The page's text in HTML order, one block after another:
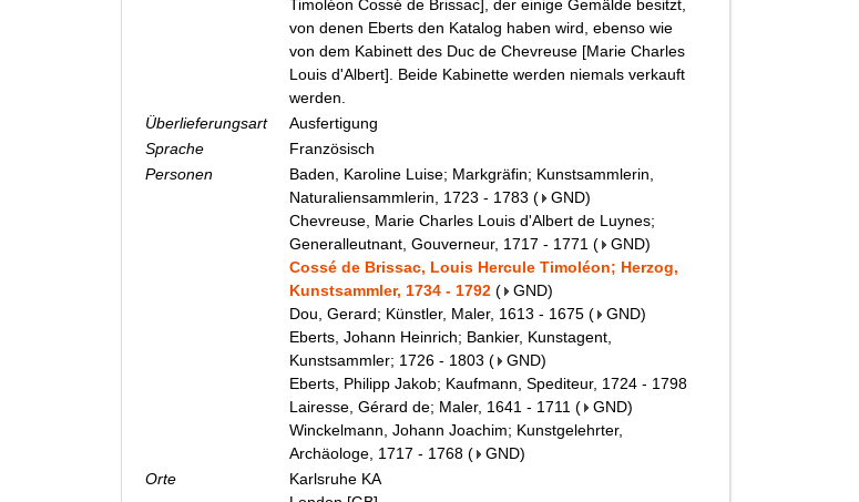
Timoléon Cossé de Brissac], der einige Gemälde besitzt,
von denen Eberts den Katalog haben wird, ebenso wie
von dem Kabinett des Duc de Chevreuse [Marie Charles
Louis d'Albert]. Beide Kabinette werden niemals verkauft
werden.
Überlieferungsart
Ausfertigung
Sprache
Französisch
Personen
Baden, Karoline Luise; Markgräfin; Kunstsammlerin,
Naturaliensammlerin, 1723 - 1783 ( GND)
Chevreuse, Marie Charles Louis d'Albert de Luynes;
Generalleutnant, Gouverneur, 1717 - 1771 ( GND)
Cossé de Brissac, Louis Hercule Timoléon; Herzog,
Kunstsammler, 1734 - 1792 ( GND)
Dou, Gerard; Künstler, Maler, 1613 - 1675 ( GND)
Eberts, Johann Heinrich; Bankier, Kunstagent,
Kunstsammler; 1726 - 1803 ( GND)
Eberts, Philipp Jakob; Kaufmann, Spediteur, 1724 - 1798
Lairesse, Gérard de; Maler, 1641 - 1711 ( GND)
Winckelmann, Johann Joachim; Kunstgelehrter,
Archäologe, 1717 - 1768 ( GND)
Orte
Karlsruhe KA